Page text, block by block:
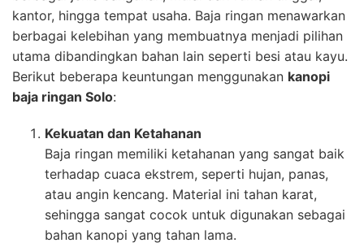
kantor, hingga tempat usaha. Baja ringan menawarkan
berbagai kelebihan yang membuatnya menjadi pilihan
utama dibandingkan bahan lain seperti besi atau kayu.
Berikut beberapa keuntungan menggunakan kanopi
baja ringan Solo:
Kekuatan dan Ketahanan
Baja ringan memiliki ketahanan yang sangat baik
terhadap cuaca ekstrem, seperti hujan, panas,
atau angin kencang. Material ini tahan karat,
sehingga sangat cocok untuk digunakan sebagai
bahan kanopi yang tahan lama.